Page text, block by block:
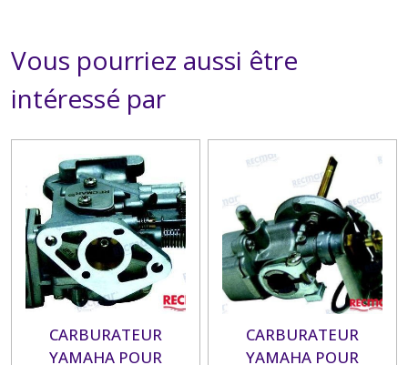
Vous pourriez aussi être
intéressé par
CARBURATEUR
YAMAHA POUR
CARBURATEUR
YAMAHA POUR